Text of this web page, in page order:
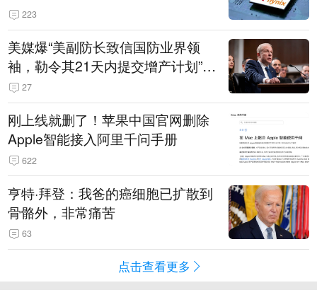
相当于美股发行规模
223
美媒爆“美副防长致信国防业界领
袖，勒令其21天内提交增产计划”，
五角大楼回应
27
刚上线就删了！苹果中国官网删除
Apple智能接入阿里千问手册
622
亨特·拜登：我爸的癌细胞已扩散到
骨骼外，非常痛苦
63
点击查看更多